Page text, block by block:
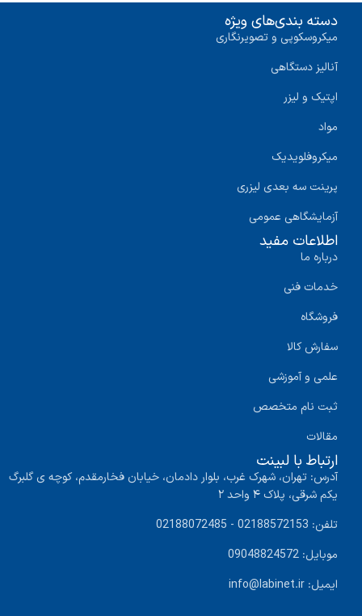
دسته بندی‌های ویژه
میکروسکوپی و تصویرنگاری
آنالیز دستگاهی
اپتیک و لیزر
مواد
میکروفلویدیک
پرینت سه‌ بعدی لیزری
آزمایشگاهی عمومی
اطلاعات مفید
درباره ما
خدمات فنی
فروشگاه
سفارش کالا
علمی و آموزشی
ثبت نام متخصص
مقالات
ارتباط با لبینت
آدرس: تهران، شهرک غرب، بلوار دادمان، خیابان فخارمقدم، کوچه ی گلبرگ
یکم شرقی، پلاک ۴ واحد ۲
تلفن: 02188572153 - 02188072485
موبایل: 09048824572
ایمیل: info@labinet.ir